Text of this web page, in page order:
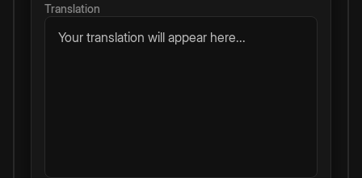
Translation
Your translation will appear here...